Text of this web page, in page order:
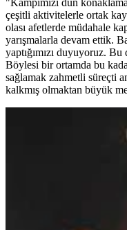
"Kampımızı dün
çeşitli aktivitelerle ortak
olası afetlerde müdahale
yarışmalarla devam ettik.
yaptığımızı duyuyoruz.
Böylesi bir ortamda bu
sağlamak zahmetli süreçti
kalkmış olmaktan büyük